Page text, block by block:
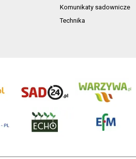
Komunikaty sadownicze
Technika